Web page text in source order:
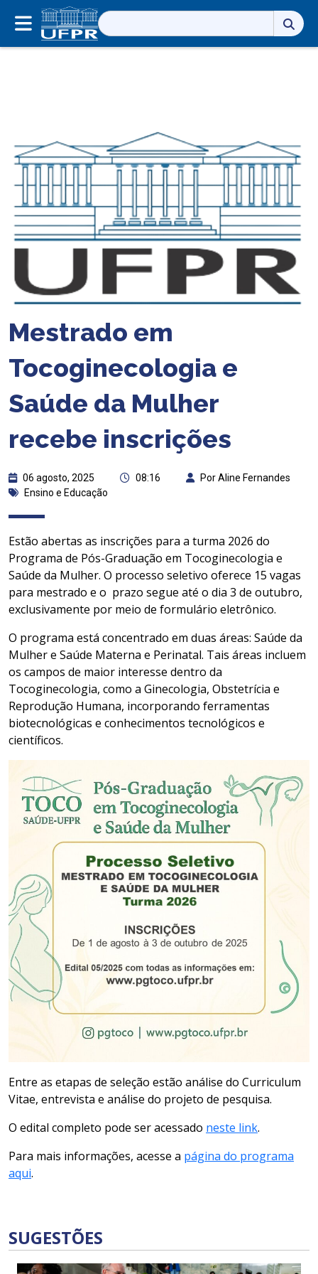
Pesquisar
por:
Mestrado em
Tocoginecologia e
Saúde da Mulher
recebe inscrições
06 agosto, 2025 08:16
Por Aline Fernandes
Ensino e Educação
Estão abertas as inscrições para a turma 2026 do
Programa de Pós-Graduação em Tocoginecologia e
Saúde da Mulher. O processo seletivo oferece 15 vagas
para mestrado e o prazo segue até o dia 3 de outubro,
exclusivamente por meio de formulário eletrônico.
O programa está concentrado em duas áreas: Saúde da
Mulher e Saúde Materna e Perinatal. Tais áreas incluem
os campos de maior interesse dentro da
Tocoginecologia, como a Ginecologia, Obstetrícia e
Reprodução Humana, incorporando ferramentas
biotecnológicas e conhecimentos tecnológicos e
científicos.
Entre as etapas de seleção estão análise do Curriculum
Vitae, entrevista e análise do projeto de pesquisa.
O edital completo pode ser acessado neste link.
Para mais informações, acesse a página do programa
aqui.
SUGESTÕES